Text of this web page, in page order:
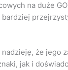
na duże
bardziej
że jego
jak i